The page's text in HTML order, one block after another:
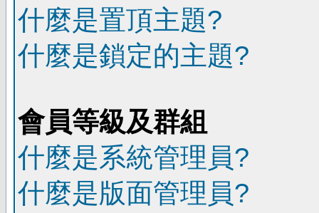
什麼是置頂主題?
什麼是鎖定的主題?
會員等級及群組
什麼是系統管理員?
什麼是版面管理員?